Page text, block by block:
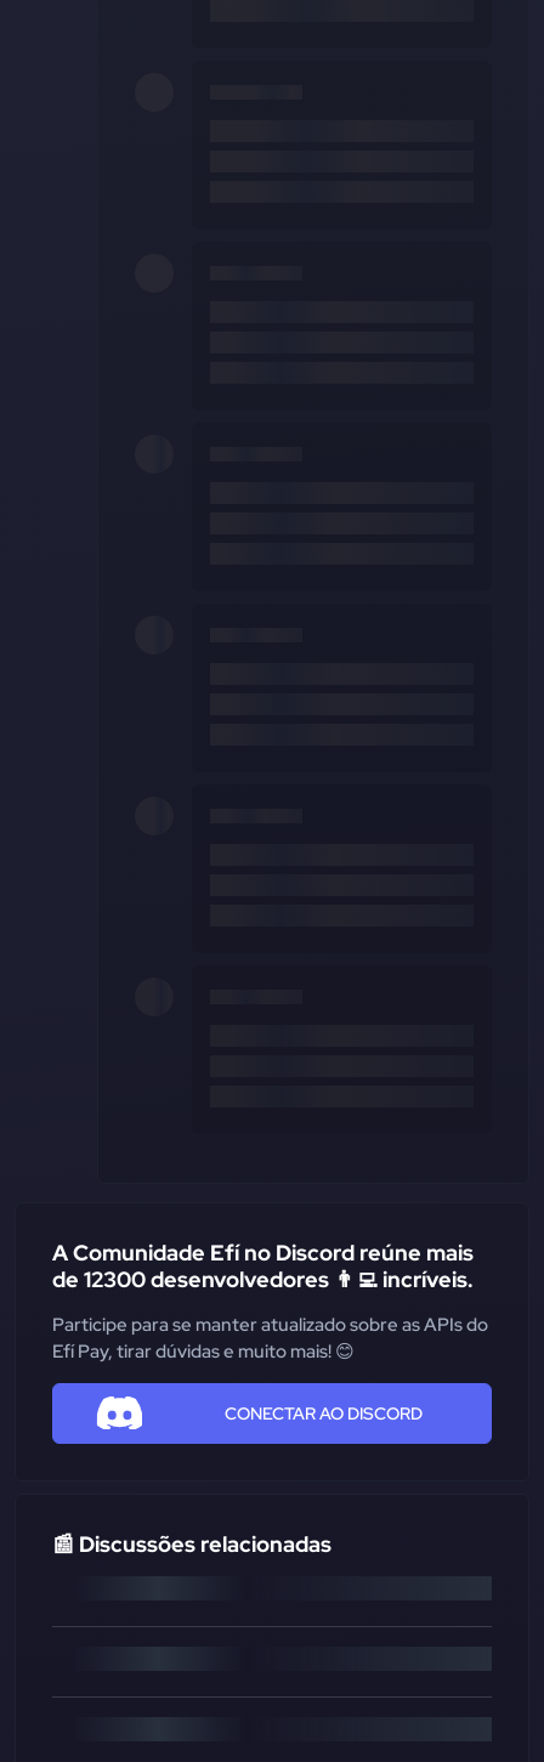
A Comunidade Efí no Discord reúne mais
de 12300 desenvolvedores 👨‍💻 incríveis.
Participe para se manter atualizado sobre as APIs do
Efí Pay, tirar dúvidas e muito mais! 😊
CONECTAR AO DISCORD
📰 Discussões relacionadas